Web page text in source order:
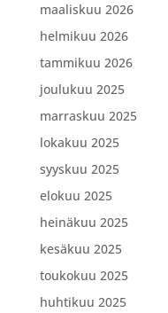
maaliskuu 2026
helmikuu 2026
tammikuu 2026
joulukuu 2025
marraskuu 2025
lokakuu 2025
syyskuu 2025
elokuu 2025
heinäkuu 2025
kesäkuu 2025
toukokuu 2025
huhtikuu 2025